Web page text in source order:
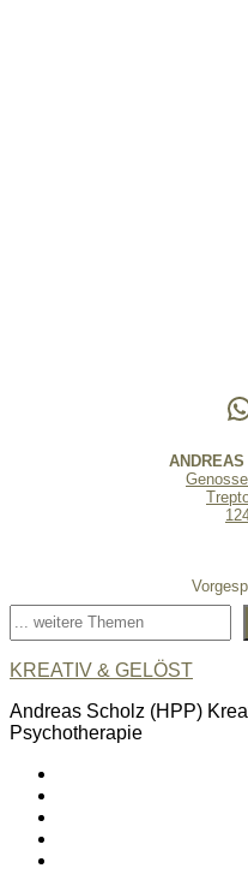
Suchen
KREATIV & GELÖST
Andreas Scholz (HPP)
Psychotherapie